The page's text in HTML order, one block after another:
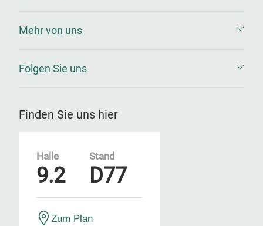
Mehr von uns
Folgen Sie uns
Finden Sie uns hier
Halle
9.2
Stand
D77
Zum Plan